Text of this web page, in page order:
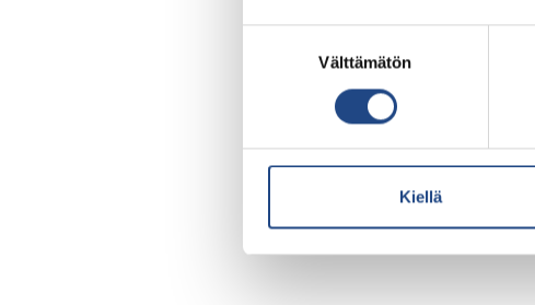
Välttämätön
Kiellä